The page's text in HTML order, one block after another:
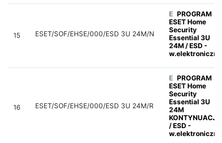
15 ESET/SOF/EHSE/000/ESD 3U 24M/N
E PROGRAM
ESET Home
Security
Essential 3U
24M / ESD -
w.elektroniczna
16 ESET/SOF/EHSE/000/ESD 3U 24M/R
E PROGRAM
ESET Home
Security
Essential 3U
24M
KONTYNUACJA
/ ESD -
w.elektroniczna